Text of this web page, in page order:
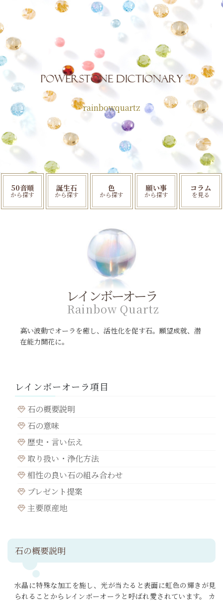
POWERSTONE Dictionary
rainbowquartz
50音順
から探す
誕生石
から探す
色
から探す
願い事
から探す
コラム
を見る
レインボーオーラ
R a i n b o w Q u a r t z
高い波動でオーラを癒し、活性化を促す石。願望成就、潜
在能力開花に。
レインボーオーラ項目
石の概要説明
石の意味
歴史・言い伝え
取り扱い・浄化方法
相性の良い石の組み合わせ
プレゼント提案
主要原産地
石の概要説明
水晶に特殊な加工を施し、光が当たると表面に虹色の輝きが見
られることからレインボーオーラと呼ばれ愛されています。 カ